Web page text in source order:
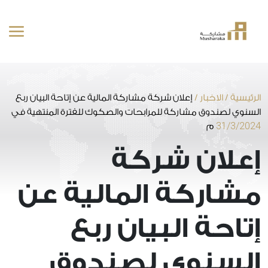
المحتوى
الرئيسية /الاخبار / إعلان شركة مشاركة المالية عن إتاحة البيان ربع
السنوي لصندوق مشاركة للمرابحات والصكوك للفترة المنتهية في
31/3/2024 م
إعلان شركة
مشاركة المالية عن
إتاحة البيان ربع